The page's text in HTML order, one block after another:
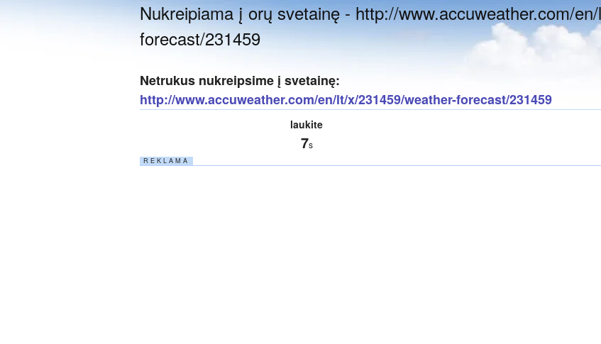
Nukreipiama į orų svetainę - http://www.accuweather.com/
forecast/231459
Netrukus nukreipsime į svetainę:
http://www.accuweather.com/en/lt/x/231459/weather-forecast/231459
laukite
6s
R E K L A M A